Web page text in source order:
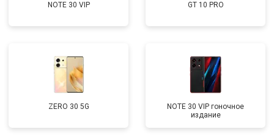
NOTE 30 VIP GT 10 PRO
ZERO 30 5G
NOTE 30 VIP гоночное
издание